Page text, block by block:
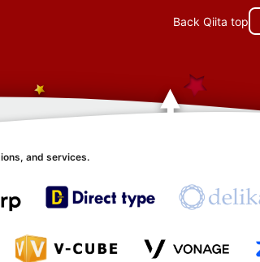
Back Qiita top
and services.